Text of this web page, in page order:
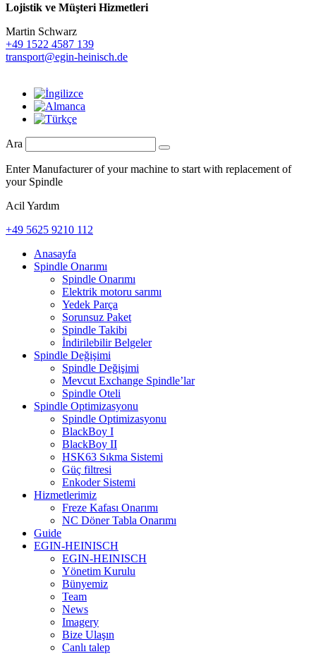
Lojistik ve Müşteri Hizmetleri
Martin Schwarz
+49 1522 4587 139
transport@egin-heinisch.de
Ara
Enter Manufacturer of your machine to start with replacement of
your Spindle
Acil Yardım
+49 5625 9210 112
Anasayfa
Spindle Onarımı
Spindle Onarımı
Elektrik motoru sarımı
Yedek Parça
Sorunsuz Paket
Spindle Takibi
İndirilebilir Belgeler
Spindle Değişimi
Spindle Değişimi
Mevcut Exchange Spindle’lar
Spindle Oteli
Spindle Optimizasyonu
Spindle Optimizasyonu
BlackBoy I
BlackBoy II
HSK63 Sıkma Sistemi
Güç filtresi
Enkoder Sistemi
Hizmetlerimiz
Freze Kafası Onarımı
NC Döner Tabla Onarımı
Guide
EGIN-HEINISCH
EGIN-HEINISCH
Yönetim Kurulu
Bünyemiz
Team
News
Imagery
Bize Ulaşın
Canlı talep